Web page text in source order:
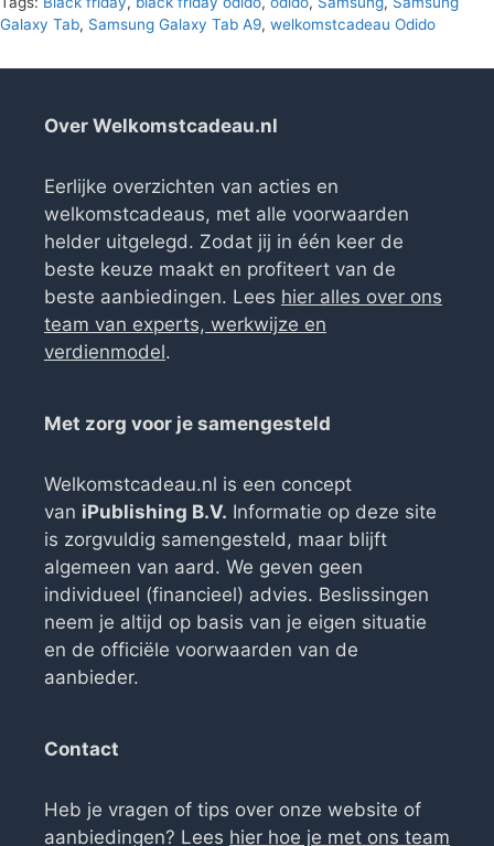
Galaxy Tab, Samsung Galaxy Tab A9, welkomstcadeau Odido
Over Welkomstcadeau.nl
Eerlijke overzichten van acties en
welkomstcadeaus, met alle voorwaarden
helder uitgelegd. Zodat jij in één keer de
beste keuze maakt en profiteert van de
beste aanbiedingen. Lees hier alles over ons
team van experts, werkwijze en
verdienmodel.
Met zorg voor je samengesteld
Welkomstcadeau.nl is een concept
van iPublishing B.V. Informatie op deze site
is zorgvuldig samengesteld, maar blijft
algemeen van aard. We geven geen
individueel (financieel) advies. Beslissingen
neem je altijd op basis van je eigen situatie
en de officiële voorwaarden van de
aanbieder.
Contact
Heb je vragen of tips over onze website of
aanbiedingen? Lees hier hoe je met ons team